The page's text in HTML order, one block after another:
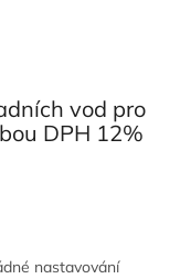
vod pro
DPH 12%
nastavování